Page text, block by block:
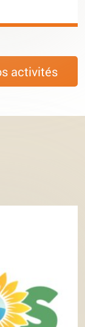
activités